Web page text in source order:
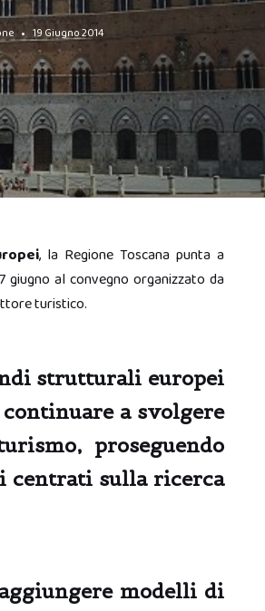
19 Giugno 2014
, la Regione Toscana punta a
giugno al convegno organizzato da
turistico.
strutturali europei
continuare a svolgere
proseguendo
centrati sulla ricerca
modelli di